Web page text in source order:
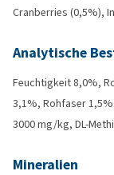
Cranberries (0,5%),
Analytische
Feuchtigkeit 8,0%,
3,1%, Rohfaser
3000 mg/kg, DL-
Mineralien